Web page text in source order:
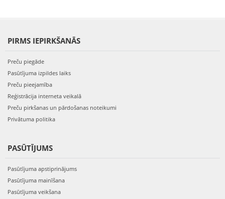
PIRMS IEPIRKŠANĀS
Preču piegāde
Pasūtījuma izpildes laiks
Preču pieejamība
Reģistrācija interneta veikalā
Preču pirkšanas un pārdošanas noteikumi
Privātuma politika
PASŪTĪJUMS
Pasūtījuma apstiprinājums
Pasūtījuma mainīšana
Pasūtījuma veikšana